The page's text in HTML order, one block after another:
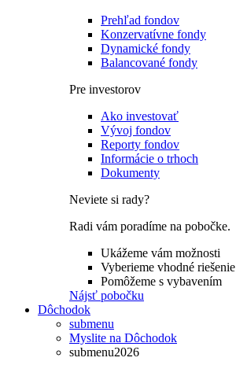
Prehľad fondov
Konzervatívne fondy
Dynamické fondy
Balancované fondy
Pre investorov
Ako investovať
Vývoj fondov
Reporty fondov
Informácie o trhoch
Dokumenty
Neviete si rady?
Radi vám poradíme na pobočke.
Ukážeme vám možnosti
Vyberieme vhodné riešenie
Pomôžeme s vybavením
Nájsť pobočku
Dôchodok
submenu
Myslite na Dôchodok
submenu2026